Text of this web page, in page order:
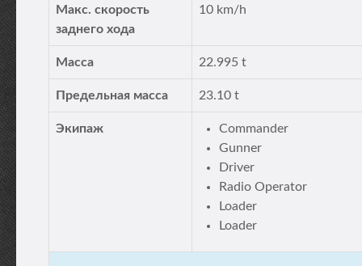
Макс. скорость
заднего хода
10 km/h
Масса 22.995 t
Предельная масса 23.10 t
Экипаж
Commander
Gunner
Driver
Radio Operator
Loader
Loader